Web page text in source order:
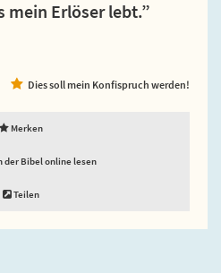
mein Erlöser lebt.”
Dies soll mein Konfispruch werden!
Merken
der Bibel online lesen
Teilen